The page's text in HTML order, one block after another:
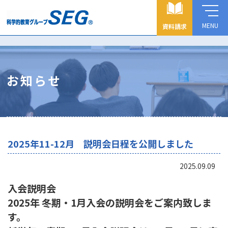
MENU
資料請求
お知らせ
2025年11-12月 説明会日程を公開しました
2025.09.09
入会説明会
2025年 冬期・1月入会の説明会をご案内致しま
す。